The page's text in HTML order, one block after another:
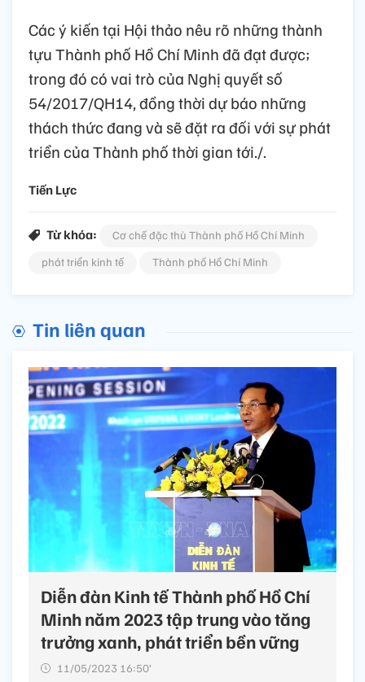
Các ý kiến tại Hội thảo nêu rõ những thành
tựu Thành phố Hồ Chí Minh đã đạt được;
trong đó có vai trò của Nghị quyết số
54/2017/QH14, đồng thời dự báo những
thách thức đang và sẽ đặt ra đối với sự phát
triển của Thành phố thời gian tới./.
Tiến Lực
Từ khóa:
Cơ chế đặc thù Thành phố Hồ Chí Minh
phát triển kinh tế
Thành phố Hồ Chí Minh
Tin liên quan
Diễn đàn Kinh tế Thành phố Hồ Chí
Minh năm 2023 tập trung vào tăng
trưởng xanh, phát triển bền vững
11/05/2023 16:50’